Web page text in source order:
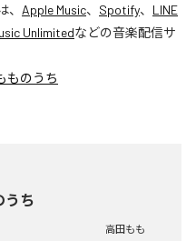
、 Apple Music、 Spotify、 LINE
Unlimitedなどの音楽配信サ
ものうち
うち
高田もも